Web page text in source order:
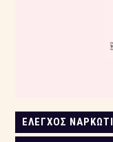
ΈΛΕΓΧΟΣ